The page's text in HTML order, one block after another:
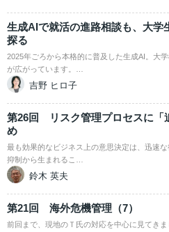
生成AIで就活の進路相談も、大学
探る
2025年ごろから本格的に普及した生成AI。大
が広がっています。…
吉野 ヒロ子
第26回 リスク管理プロセスに「
め
最も効果的なビジネス上の意思決定は、迅速
抑制から生まれるこ…
鈴木 英夫
第21回 海外危機管理（7）
前回まで、現地のＴ氏の対応を中心に見てき